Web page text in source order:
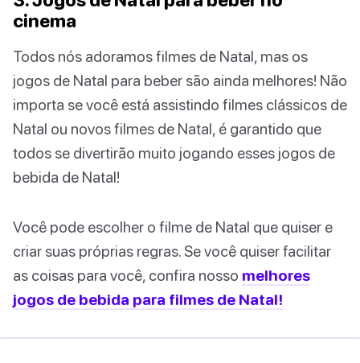
cinema
Todos nós adoramos filmes de Natal, mas os
jogos de Natal para beber são ainda melhores! Não
importa se você está assistindo filmes clássicos de
Natal ou novos filmes de Natal, é garantido que
todos se divertirão muito jogando esses jogos de
bebida de Natal!
Você pode escolher o filme de Natal que quiser e
criar suas próprias regras. Se você quiser facilitar
as coisas para você, confira nosso melhores
jogos de bebida para filmes de Natal!